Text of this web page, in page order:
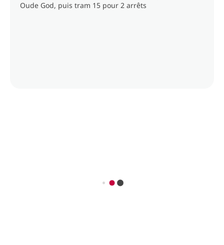
Oude God, puis tram 15 pour 2 arrêts